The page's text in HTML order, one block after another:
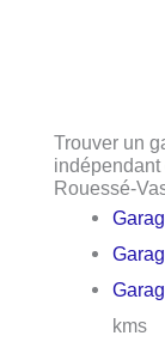
Trouver un
Rouessé-
kms